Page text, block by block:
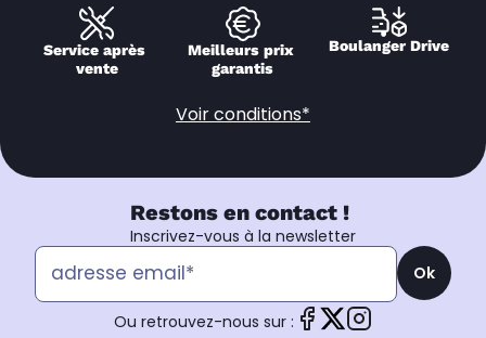
Service après
vente
Meilleurs prix
garantis
Boulanger Drive
Voir conditions*
Restons en contact !
Inscrivez-vous à la newsletter
Ok
Ou retrouvez-nous sur :